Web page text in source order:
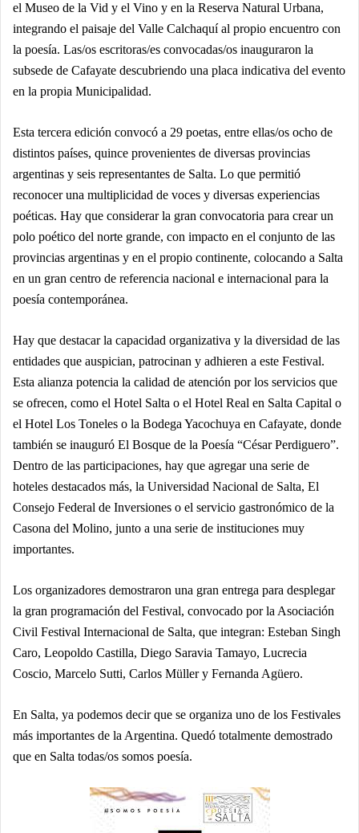
el Museo de la Vid y el Vino y en la Reserva Natural Urbana,
integrando el paisaje del Valle Calchaquí al propio encuentro con
la poesía. Las/os escritoras/es convocadas/os inauguraron la
subsede de Cafayate descubriendo una placa indicativa del evento
en la propia Municipalidad.
Esta tercera edición convocó a 29 poetas, entre ellas/os ocho de
distintos países, quince provenientes de diversas provincias
argentinas y seis representantes de Salta. Lo que permitió
reconocer una multiplicidad de voces y diversas experiencias
poéticas. Hay que considerar la gran convocatoria para crear un
polo poético del norte grande, con impacto en el conjunto de las
provincias argentinas y en el propio continente, colocando a Salta
en un gran centro de referencia nacional e internacional para la
poesía contemporánea.
Hay que destacar la capacidad organizativa y la diversidad de las
entidades que auspician, patrocinan y adhieren a este Festival.
Esta alianza potencia la calidad de atención por los servicios que
se ofrecen, como el Hotel Salta o el Hotel Real en Salta Capital o
el Hotel Los Toneles o la Bodega Yacochuya en Cafayate, donde
también se inauguró El Bosque de la Poesía “César Perdiguero”.
Dentro de las participaciones, hay que agregar una serie de
hoteles destacados más, la Universidad Nacional de Salta, El
Consejo Federal de Inversiones o el servicio gastronómico de la
Casona del Molino, junto a una serie de instituciones muy
importantes.
Los organizadores demostraron una gran entrega para desplegar
la gran programación del Festival, convocado por la Asociación
Civil Festival Internacional de Salta, que integran: Esteban Singh
Caro, Leopoldo Castilla, Diego Saravia Tamayo, Lucrecia
Coscio, Marcelo Sutti, Carlos Müller y Fernanda Agüero.
En Salta, ya podemos decir que se organiza uno de los Festivales
más importantes de la Argentina. Quedó totalmente demostrado
que en Salta todas/os somos poesía.